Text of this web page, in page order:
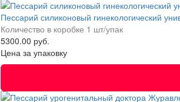
Пессарий силиконовый гинекологический
Количество в коробке 1 шт/упак
5300.00 руб.
Цена за упаковку